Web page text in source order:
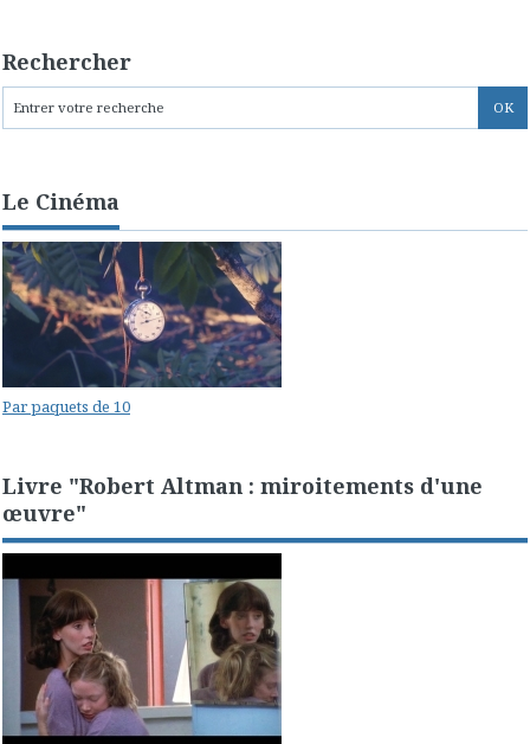
Rechercher
Le Cinéma
Par paquets de 10
Livre "Robert Altman : miroitements d'une
œuvre"